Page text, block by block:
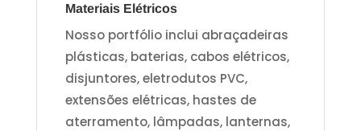
Materiais Elétricos
Nosso portfólio inclui abraçadeiras
plásticas, baterias, cabos elétricos,
disjuntores, eletrodutos PVC,
extensões elétricas, hastes de
aterramento, lâmpadas, lanternas,